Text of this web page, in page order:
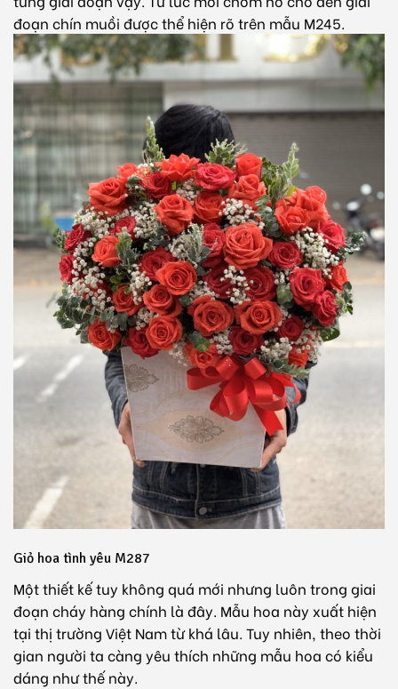
đoạn chín muồi được thể hiện rõ trên mẫu M245.
Giỏ hoa tình yêu M287
Một thiết kế tuy không quá mới nhưng luôn trong giai
đoạn cháy hàng chính là đây. Mẫu hoa này xuất hiện
tại thị trường Việt Nam từ khá lâu. Tuy nhiên, theo thời
gian người ta càng yêu thích những mẫu hoa có kiểu
dáng như thế này.